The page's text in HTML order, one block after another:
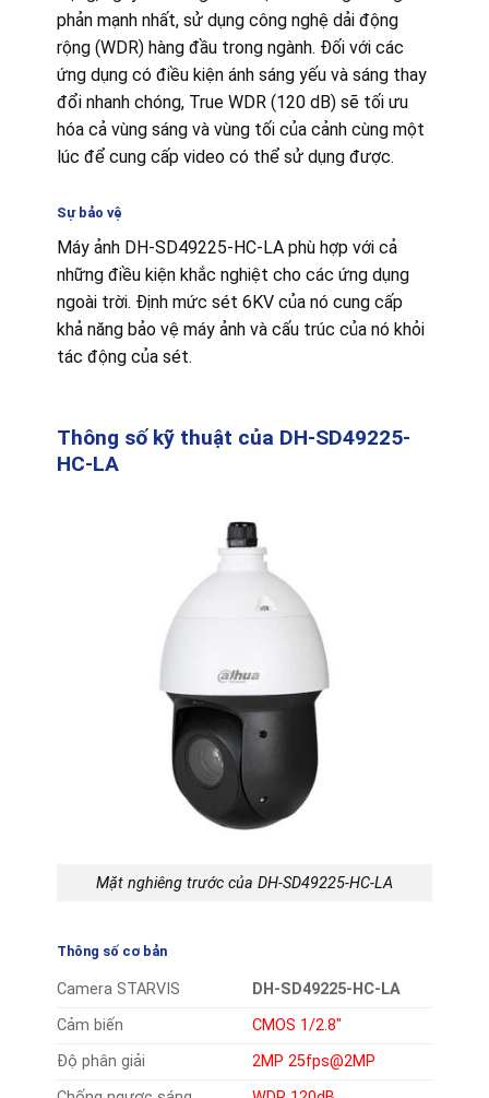
phản mạnh nhất, sử dụng công nghệ dải động
rộng (WDR) hàng đầu trong ngành. Đối với các
ứng dụng có điều kiện ánh sáng yếu và sáng thay
đổi nhanh chóng, True WDR (120 dB) sẽ tối ưu
hóa cả vùng sáng và vùng tối của cảnh cùng một
lúc để cung cấp video có thể sử dụng được.
Sự bảo vệ
Máy ảnh DH-SD49225-HC-LA phù hợp với cả
những điều kiện khắc nghiệt cho các ứng dụng
ngoài trời. Định mức sét 6KV của nó cung cấp
khả năng bảo vệ máy ảnh và cấu trúc của nó khỏi
tác động của sét.
Thông số kỹ thuật của DH-SD49225-
HC-LA
Mặt nghiêng trước của DH-SD49225-HC-LA
Thông số cơ bản
Camera STARVIS
DH-SD49225-HC-LA
Cảm biến
CMOS 1/2.8″
Độ phân giải
2MP 25fps@2MP